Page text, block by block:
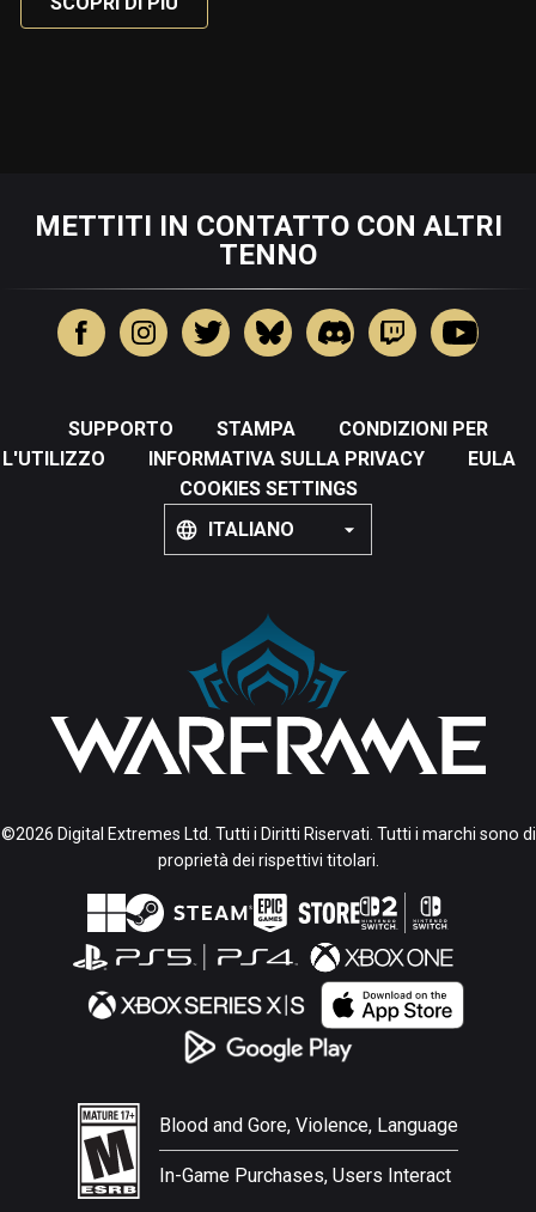
METTITI IN CONTATTO CON ALTRI
TENNO
SUPPORTO STAMPA
CONDIZIONI PER
L'UTILIZZO
INFORMATIVA SULLA PRIVACY
EULA
COOKIES SETTINGS
ITALIANO
©2026 Digital Extremes Ltd. Tutti i Diritti Riservati. Tutti i marchi sono di
proprietà dei rispettivi titolari.
Blood and Gore, Violence, Language
In-Game Purchases, Users Interact